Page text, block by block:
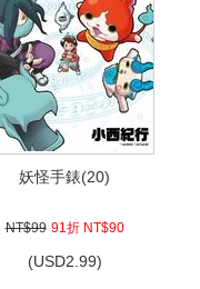
妖怪手錶(20)
NT$99 91折 NT$90
(USD2.99)